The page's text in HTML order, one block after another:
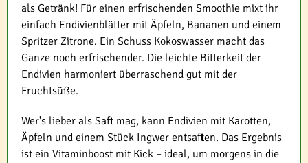
als Getränk! Für einen erfrischenden Smoothie mixt ihr
einfach Endivienblätter mit Äpfeln, Bananen und einem
Spritzer Zitrone. Ein Schuss Kokoswasser macht das
Ganze noch erfrischender. Die leichte Bitterkeit der
Endivien harmoniert überraschend gut mit der
Fruchtsüße.
Wer's lieber als Saft mag, kann Endivien mit Karotten,
Äpfeln und einem Stück Ingwer entsaften. Das Ergebnis
ist ein Vitaminboost mit Kick – ideal, um morgens in die